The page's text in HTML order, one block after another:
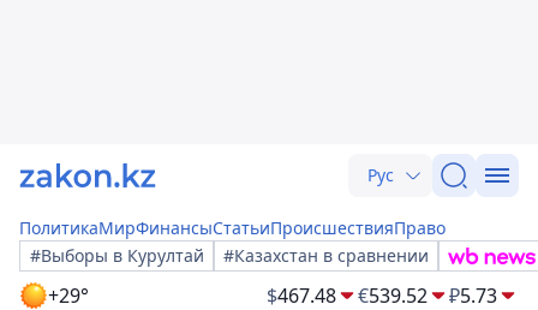
Рус
ПолитикаМирФинансыСтатьиПроисшествияПраво
#Выборы в Курултай
#Казахстан в сравнении
+29° $467.48 €539.52 ₽5.73